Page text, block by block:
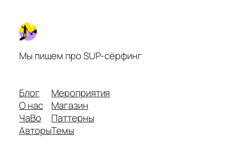
Мы пишем про SUP-сёрфинг
Блог
О нас
ЧаВо
Авторы
Мероприятия
Магазин
Паттерны
Темы